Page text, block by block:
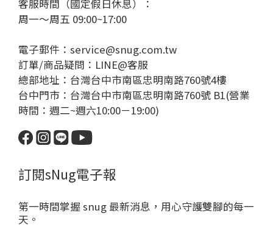
客服時間（國定假日休息）：
周一～周五 09:00~17:00
電子郵件：service@snug.com.tw
訂單/商品疑問： LINE@客服
總部地址：台灣台中市南區忠明南路760號4樓
台中門市：台灣台中市南區忠明南路760號 B1(營業
時間：週二~週六10:00－19:00)
訂閱sNug電子報
第一時間掌握 snug 最新消息，用心守護雙腳的每一
天。